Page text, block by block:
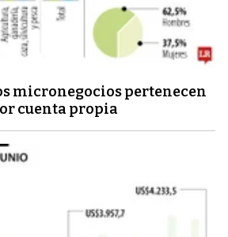
micronegocios pertenecen
cuenta propia